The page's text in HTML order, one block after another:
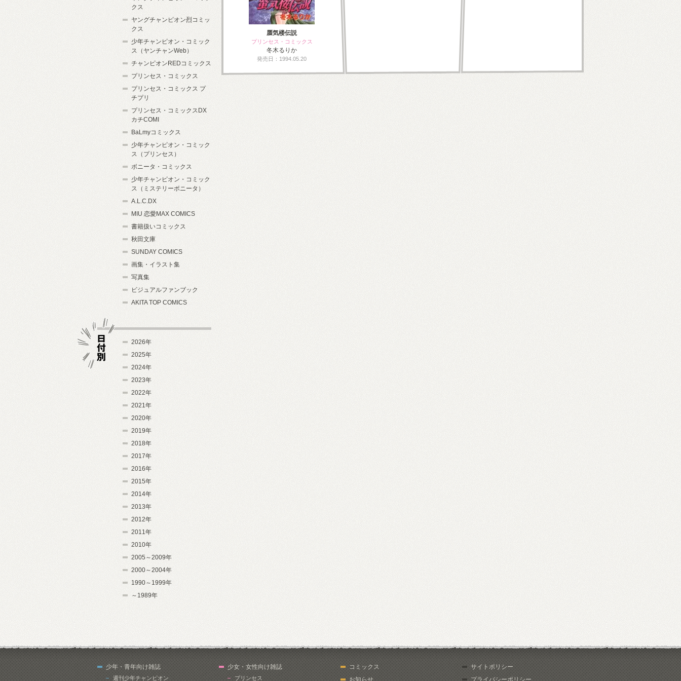
蜃気楼伝説
プリンセス・コミックス
冬木るりか
発売日：1994.05.20
クス
ヤングチャンピオン烈コミッ
クス
少年チャンピオン・コミック
ス（ヤンチャンWeb）
チャンピオンREDコミックス
プリンセス・コミックス
プリンセス・コミックス プ
チプリ
プリンセス・コミックスDX
カチCOMI
BaLmyコミックス
少年チャンピオン・コミック
ス（プリンセス）
ボニータ・コミックス
少年チャンピオン・コミック
ス（ミステリーボニータ）
A.L.C.DX
MIU 恋愛MAX COMICS
書籍扱いコミックス
秋田文庫
SUNDAY COMICS
画集・イラスト集
写真集
ビジュアルファンブック
AKITA TOP COMICS
2026年
2025年
2024年
2023年
2022年
2021年
2020年
2019年
2018年
2017年
2016年
2015年
2014年
2013年
2012年
2011年
2010年
2005～2009年
2000～2004年
1990～1999年
～1989年
少年・青年向け雑誌
週刊少年チャンピオン
少女・女性向け雑誌
プリンセス
コミックス
お知らせ
サイトポリシー
プライバシーポリシー